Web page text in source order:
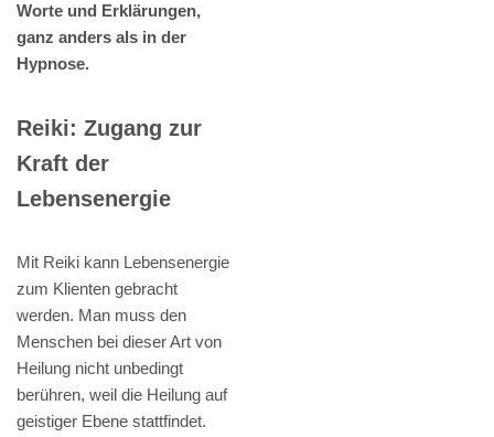
Worte und Erklärungen,
ganz anders als in der
Hypnose.
Reiki: Zugang zur
Kraft der
Lebensenergie
Mit Reiki kann Lebensenergie
zum Klienten gebracht
werden. Man muss den
Menschen bei dieser Art von
Heilung nicht unbedingt
berühren, weil die Heilung auf
geistiger Ebene stattfindet.